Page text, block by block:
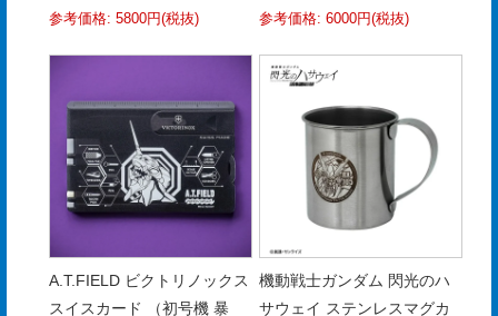
ク
登
参考価格: 5800円(税抜) 参考価格: 6000円(税抜)
A.T.FIELD ビクトリノックス
スイスカード （初号機 暴
機動戦士ガンダム 閃光のハ
サウェイ ステンレスマグカ